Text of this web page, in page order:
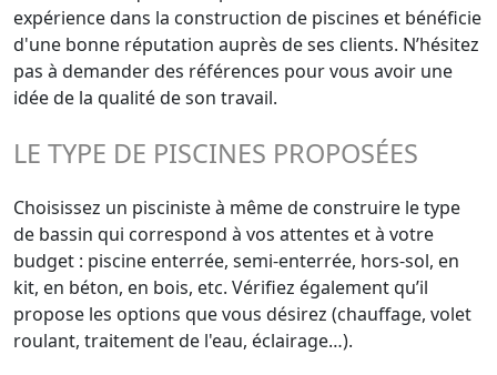
expérience dans la construction de piscines et bénéficie
d'une bonne réputation auprès de ses clients. N’hésitez
pas à demander des références pour vous avoir une
idée de la qualité de son travail.
LE TYPE DE PISCINES PROPOSÉES
Choisissez un pisciniste à même de construire le type
de bassin qui correspond à vos attentes et à votre
budget : piscine enterrée, semi-enterrée, hors-sol, en
kit, en béton, en bois, etc. Vérifiez également qu’il
propose les options que vous désirez (chauffage, volet
roulant, traitement de l'eau, éclairage…).